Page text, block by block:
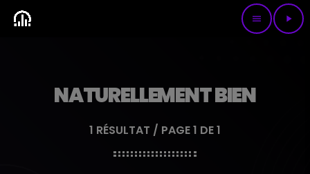
menu play_arrow
NATURELLEMENT BIEN
1 RÉSULTAT / PAGE 1 DE 1